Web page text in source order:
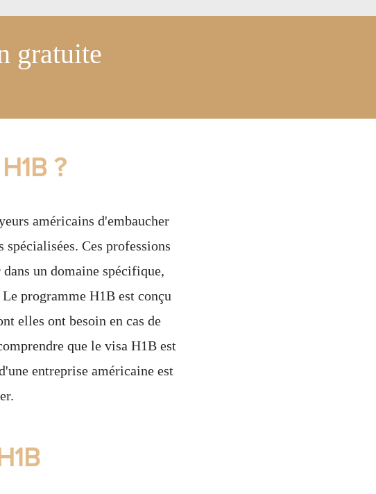
gratuite
?
américains d'embaucher
Ces professions
un domaine spécifique,
programme H1B est conçu
elles ont besoin en cas de
que le visa H1B est
entreprise américaine est